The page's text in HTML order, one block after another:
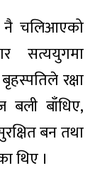
नै चलिआएको
सत्ययुगमा
रक्षा
बली बाँधिए,
बन तथा
थिए ।